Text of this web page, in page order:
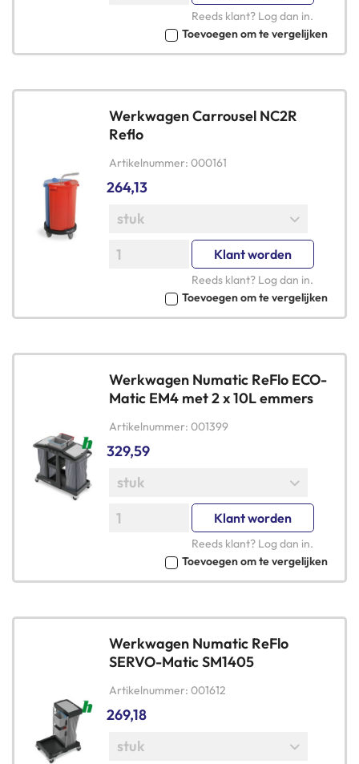
Reeds klant? Log dan in.
Toevoegen om te vergelijken
Werkwagen Carrousel NC2R
Reflo
Artikelnummer 000161
264,13
Klant worden
Reeds klant? Log dan in.
Toevoegen om te vergelijken
Werkwagen Numatic ReFlo ECO-
Matic EM4 met 2 x 10L emmers
Artikelnummer 001399
329,59
Klant worden
Reeds klant? Log dan in.
Toevoegen om te vergelijken
Werkwagen Numatic ReFlo
SERVO-Matic SM1405
Artikelnummer 001612
269,18